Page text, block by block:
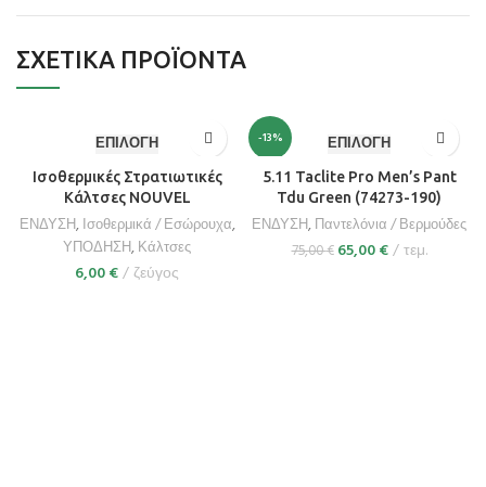
ΣΧΕΤΙΚΆ ΠΡΟΪΌΝΤΑ
ΕΠΙΛΟΓΉ
Ισοθερμικές Στρατιωτικές
Κάλτσες NOUVEL
ΕΝΔΥΣΗ,Ισοθερμικά / Εσώρουχα,
ΥΠΟΔΗΣΗ,Κάλτσες
6,00€ ζεύγος
-13% ΕΠΙΛΟΓΉ
5.11 Taclite Pro Men’s Pant
Tdu Green (74273-190)
ΕΝΔΥΣΗ,Παντελόνια / Βερμούδες
75,00€ 65,00€ τεμ.